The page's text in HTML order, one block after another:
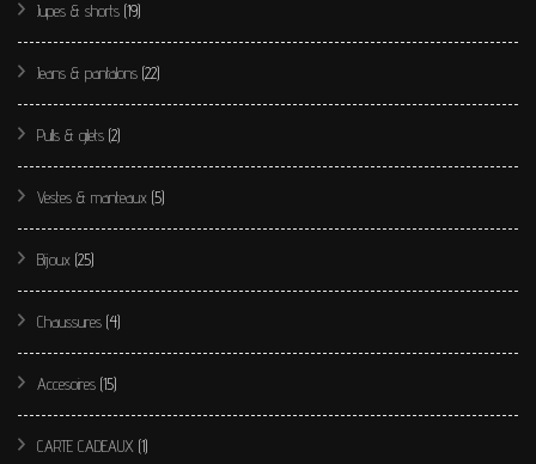
Jupes & shorts (19)
Jeans & pantalons (22)
Pulls & gilets (2)
Vestes & manteaux (5)
Bijoux (25)
Chaussures (4)
Accesoires (15)
CARTE CADEAUX (1)